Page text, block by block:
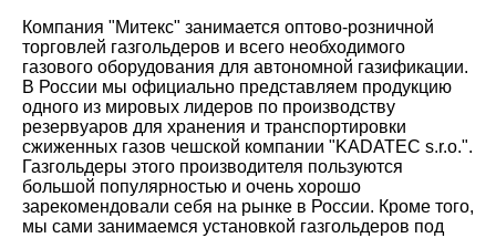
Компания "Митекс" занимается оптово-розничной
торговлей газгольдеров и всего необходимого
газового оборудования для автономной газификации.
В России мы официально представляем продукцию
одного из мировых лидеров по производству
резервуаров для хранения и транспортировки
сжиженных газов чешской компании "KADATEC s.r.o.".
Газгольдеры этого производителя пользуются
большой популярностью и очень хорошо
зарекомендовали себя на рынке в России. Кроме того,
мы сами занимаемся установкой газгольдеров под